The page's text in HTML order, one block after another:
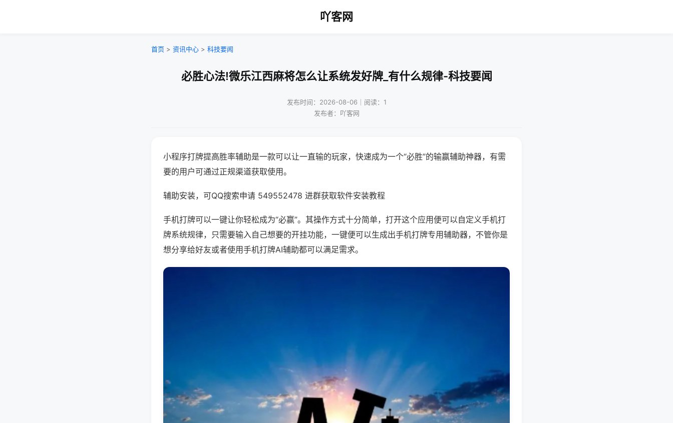
吖客网
首页 > 资讯中心 > 科技要闻
必胜心法!微乐江西麻将怎么让系统发好牌_有什么规律-科技要闻
发布时间：2026-08-06｜阅读：1
发布者：吖客网
小程序打牌提高胜率辅助是一款可以让一直输的玩家，快速成为一个“必胜”的输赢辅助神器，有需
要的用户可通过正规渠道获取使用。
辅助安装，可QQ搜索申请 549552478 进群获取软件安装教程
手机打牌可以一键让你轻松成为“必赢”。其操作方式十分简单，打开这个应用便可以自定义手机打
牌系统规律，只需要输入自己想要的开挂功能，一键便可以生成出手机打牌专用辅助器，不管你是
想分享给好友或者使用手机打牌AI辅助都可以满足需求。